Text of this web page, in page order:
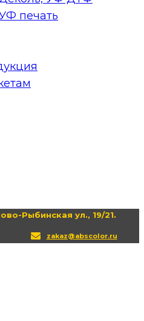
печать
Рыбинская ул., 19/21.
zakaz@abscolor.ru